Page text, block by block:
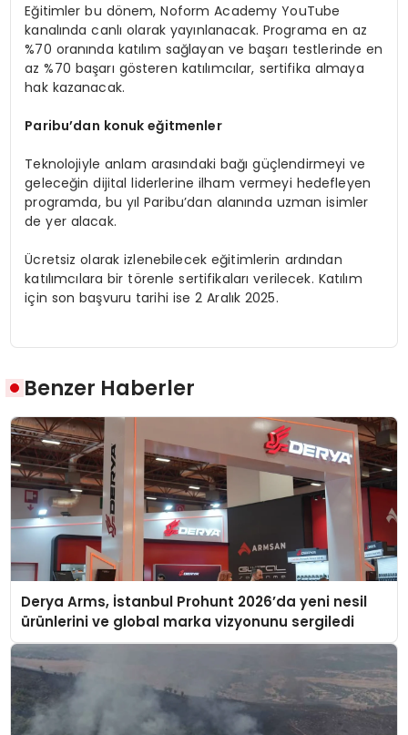
Eğitimler bu dönem, Noform Academy YouTube
kanalında canlı olarak yayınlanacak. Programa en az
%70 oranında katılım sağlayan ve başarı testlerinde en
az %70 başarı gösteren katılımcılar, sertifika almaya
hak kazanacak.
Paribu’dan konuk eğitmenler
Teknolojiyle anlam arasındaki bağı güçlendirmeyi ve
geleceğin dijital liderlerine ilham vermeyi hedefleyen
programda, bu yıl Paribu’dan alanında uzman isimler
de yer alacak.
Ücretsiz olarak izlenebilecek eğitimlerin ardından
katılımcılara bir törenle sertifikaları verilecek. Katılım
için son başvuru tarihi ise 2 Aralık 2025.
Benzer Haberler
Derya Arms, İstanbul Prohunt 2026’da yeni nesil
ürünlerini ve global marka vizyonunu sergiledi